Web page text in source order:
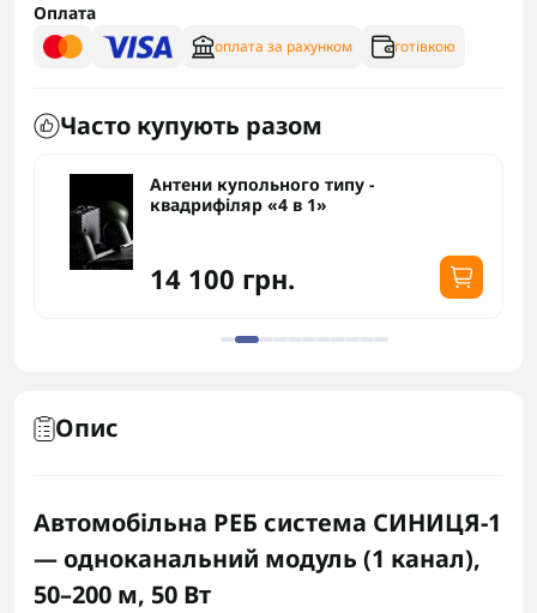
Оплата
оплата за рахунком готівкою
Часто купують разом
Антени купольного типу -
квадрифіляр «4 в 1»
14 100 грн.
Опис
Автомобільна РЕБ система СИНИЦЯ-1
— одноканальний модуль (1 канал),
50–200 м, 50 Вт